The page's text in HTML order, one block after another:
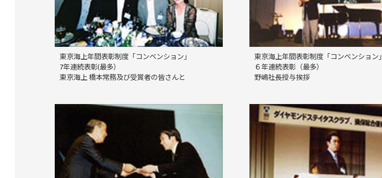
東京海上年間表彰制度「コンベンション」
7年連続表彰(最多）
東京海上 橋本常務及び受賞者の皆さんと
東京海上年間表彰制度「コンベンション」
６年連続表彰（最多）
野嶋社長授与挨拶